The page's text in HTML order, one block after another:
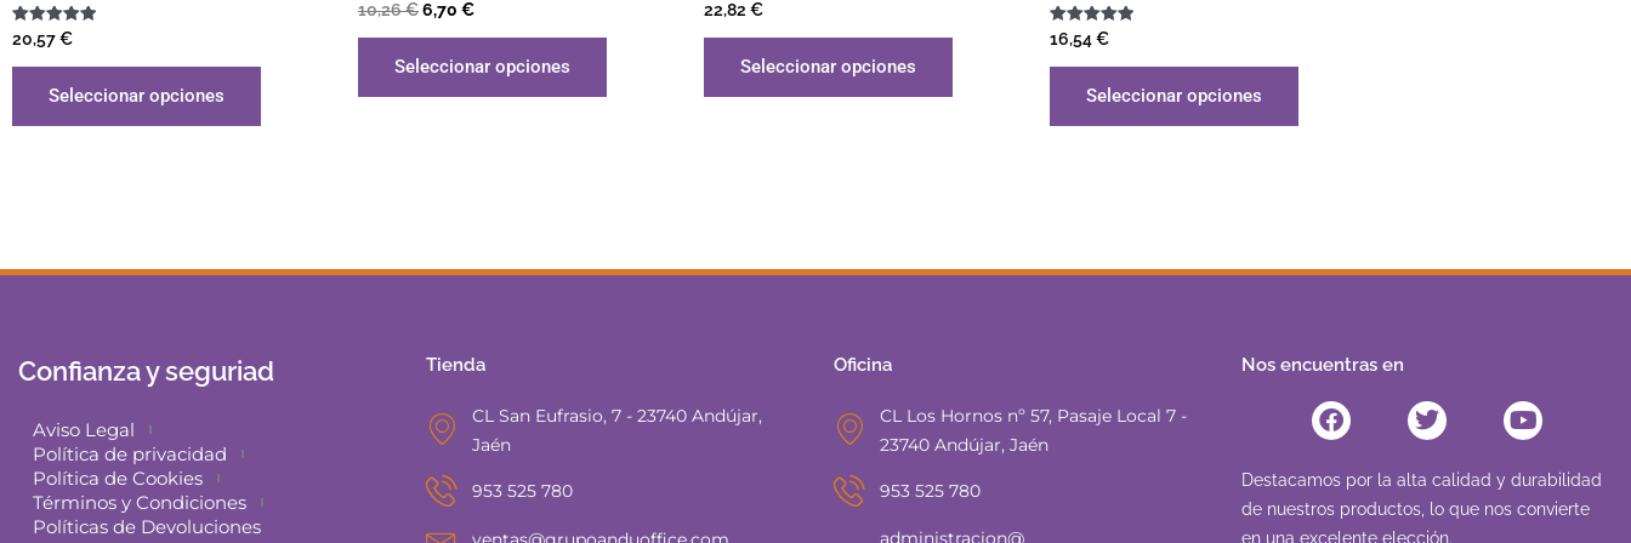
Valorado
con
5.00
20,57€
Seleccionar opciones
Valorado
con
5.00
10,26€6,70 €
Seleccionar opciones
Valorado
con
5.00
22,82 €
Seleccionar opciones
Valorado
con
5.00
16,54€
Seleccionar opciones
Confianza y seguriad
Aviso Legal
Política de privacidad
Política de Cookies
Términos y Condiciones
Políticas de Devoluciones
Tienda
CL San Eufrasio, 7 - 23740 Andújar,
Jaén
953 525 780
Oficina
CL Los Hornos nº 57, Pasaje Local 7 -
23740 Andújar, Jaén
953 525 780
administracion@
Nos encuentras en
FacebookTwitter Youtube
Destacamos por la alta calidad y durabilidad
de nuestros productos, lo que nos convierte
en una excelente elección.